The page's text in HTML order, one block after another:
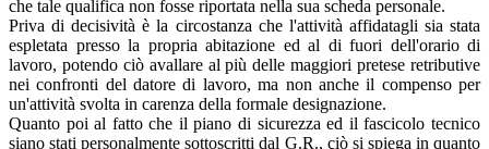
che tale qualifica non fosse riportata nella sua scheda personale.
Priva di decisività è la circostanza che l'attività affidatagli sia stata
espletata presso la propria abitazione ed al di fuori dell'orario di
lavoro, potendo ciò avallare al più delle maggiori pretese retributive
nei confronti del datore di lavoro, ma non anche il compenso per
un'attività svolta in carenza della formale designazione.
Quanto poi al fatto che il piano di sicurezza ed il fascicolo tecnico
siano stati personalmente sottoscritti dal G.R., ciò si spiega in quanto